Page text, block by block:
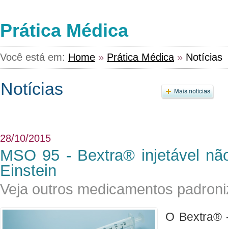
Prática Médica
Você está em: Home » Prática Médica » Notícias
28/10/2015
MSO 95 - Bextra® injetável
Einstein
Veja outros medicamentos
O Bextra®